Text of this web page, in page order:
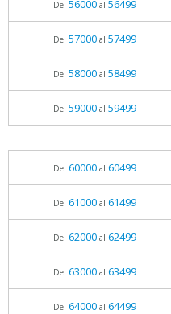
Del 56000al 56499
Del 57000al 57499
Del 58000al 58499
Del 59000al 59499
Del 60000al 60499
Del 61000al 61499
Del 62000al 62499
Del 63000al 63499
Del 64000al 64499